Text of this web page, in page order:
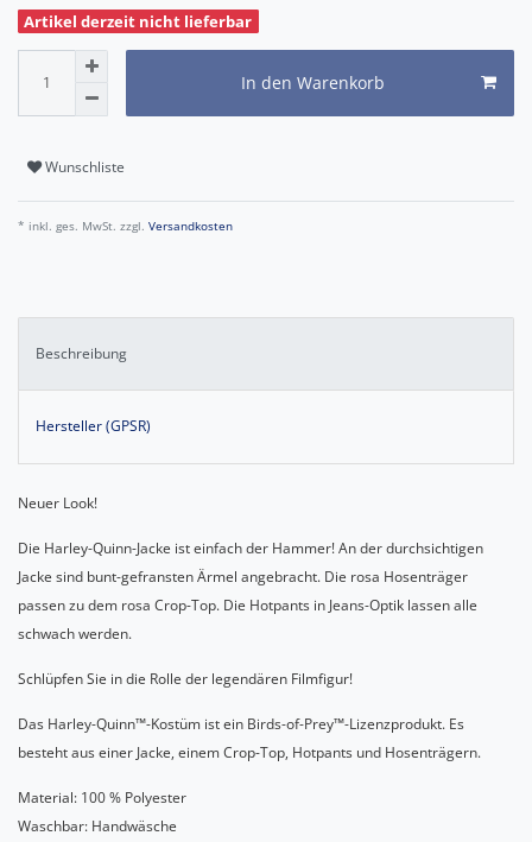
Artikel derzeit nicht lieferbar
In den Warenkorb
Wunschliste
* inkl. ges. MwSt. zzgl. Versandkosten
Beschreibung
Hersteller (GPSR)
Neuer Look!
Die Harley-Quinn-Jacke ist einfach der Hammer! An der durchsichtigen
Jacke sind bunt-gefransten Ärmel angebracht. Die rosa Hosenträger
passen zu dem rosa Crop-Top. Die Hotpants in Jeans-Optik lassen alle
schwach werden.
Schlüpfen Sie in die Rolle der legendären Filmfigur!
Das Harley-Quinn™-Kostüm ist ein Birds-of-Prey™-Lizenzprodukt. Es
besteht aus einer Jacke, einem Crop-Top, Hotpants und Hosenträgern.
Material: 100 % Polyester
Waschbar: Handwäsche